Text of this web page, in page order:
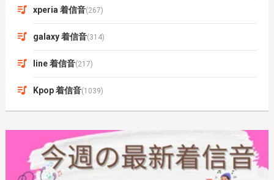
xperia 着信音(267)
galaxy 着信音(314)
line 着信音(217)
Kpop 着信音(1039)